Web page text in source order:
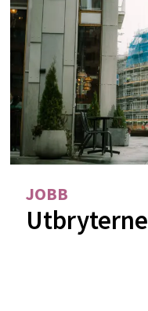
JOBB
Utbryterne